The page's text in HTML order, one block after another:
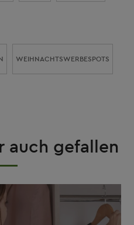
WEIHNACHTSWERBESPOTS
auch gefallen